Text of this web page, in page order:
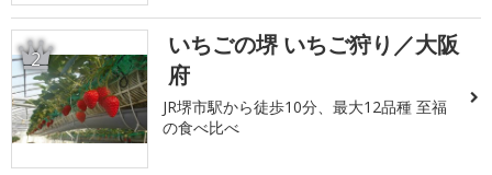
2
いちごの堺 いちご狩り／大阪
府
JR堺市駅から徒歩10分、最大12品種 至福
の食べ比べ